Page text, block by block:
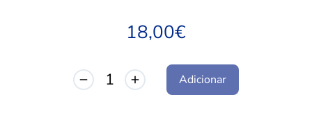
18,00€
Adicionar